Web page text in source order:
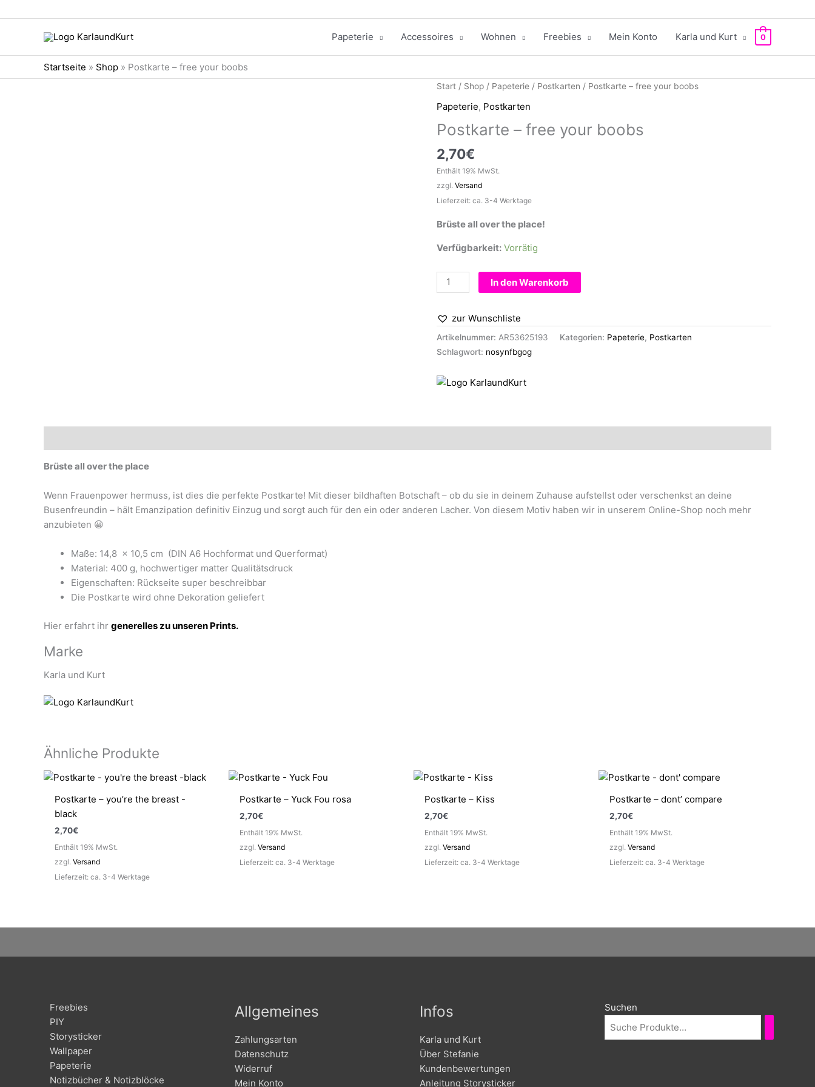
Inhalt
Papeterie Accessoires Wohnen Freebies Mein Konto Karla und Kurt 0
Startseite » Shop » Postkarte – free your boobs
Start / Shop / Papeterie / Postkarten / Postkarte – free your boobs
Papeterie, Postkarten
Postkarte – free your boobs
2,70€
Enthält 19% MwSt.
zzgl. Versand
Lieferzeit: ca. 3-4 Werktage
Brüste all over the place!
Verfügbarkeit: Vorrätig
Postkarte
-
your
boobs
Menge
In den Warenkorb
zur Wunschliste
Artikelnummer: AR53625193 Kategorien: Papeterie, Postkarten
Schlagwort: nosynfbgog
Brüste all over the place
Wenn Frauenpower hermuss, ist dies die perfekte Postkarte! Mit dieser bildhaften Botschaft – ob du sie in deinem Zuhause aufstellst oder verschenkst an deine
Busenfreundin – hält Emanzipation definitiv Einzug und sorgt auch für den ein oder anderen Lacher. Von diesem Motiv haben wir in unserem Online-Shop noch mehr
anzubieten 😀
Maße: 14,8 x 10,5 cm (DIN A6 Hochformat und Querformat)
Material: 400 g, hochwertiger matter Qualitätsdruck
Eigenschaften: Rückseite super beschreibbar
Die Postkarte wird ohne Dekoration geliefert
Hier erfahrt ihr generelles zu unseren Prints.
Marke
Karla und Kurt
Ähnliche Produkte
Postkarte – you’re the breast -
black
2,70€
Enthält 19% MwSt.
zzgl. Versand
Lieferzeit: ca. 3-4 Werktage
Postkarte – Yuck Fou rosa
2,70€
Enthält 19% MwSt.
zzgl. Versand
Lieferzeit: ca. 3-4 Werktage
Postkarte – Kiss
2,70€
Enthält 19% MwSt.
zzgl. Versand
Lieferzeit: ca. 3-4 Werktage
Postkarte – dont’ compare
2,70€
Enthält 19% MwSt.
zzgl. Versand
Lieferzeit: ca. 3-4 Werktage
Freebies
PIY
Storysticker
Wallpaper
Papeterie
Notizbücher & Notizblöcke
Allgemeines
Zahlungsarten
Datenschutz
Widerruf
Mein Konto
Infos
Karla und Kurt
Über Stefanie
Kundenbewertungen
Anleitung Storysticker
Suchen